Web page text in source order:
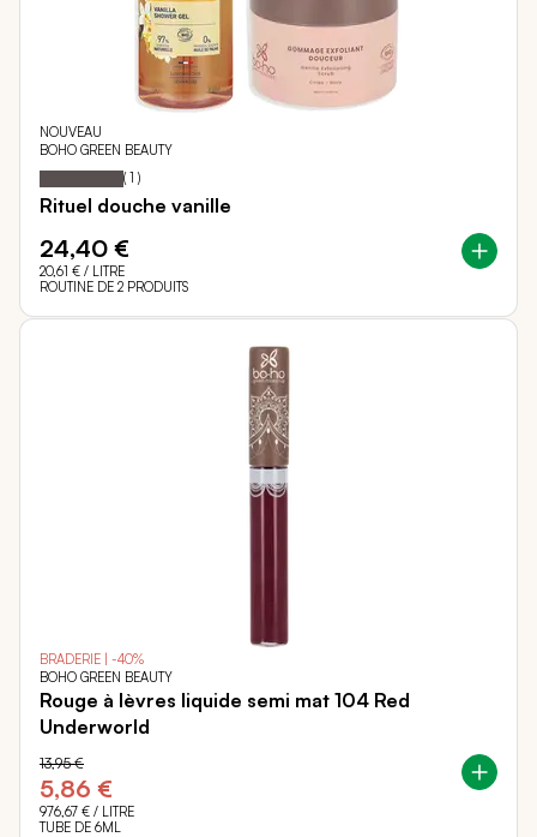
NOUVEAU
BOHO GREEN BEAUTY
Notation: 100
% of
( 1 )
Rituel douche vanille
24,40 €
20,61 € / LITRE
ROUTINE DE 2 PRODUITS
BRADERIE | -40%
BOHO GREEN BEAUTY
Rouge à lèvres liquide semi mat 104 Red
Underworld
5,86 €
13,95 €
976,67 € / LITRE
TUBE DE 6ML